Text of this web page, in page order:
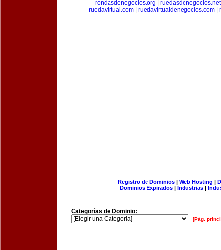
rondasdenegocios.org
ruedasdenegocios.net
ruedavirtual.com| ruedavirtualdenegocios.com|
Registro de Dominios| Web Hosting |
Dominios Expirados | Industrias |
Categorías de Dominio:
[Pág.